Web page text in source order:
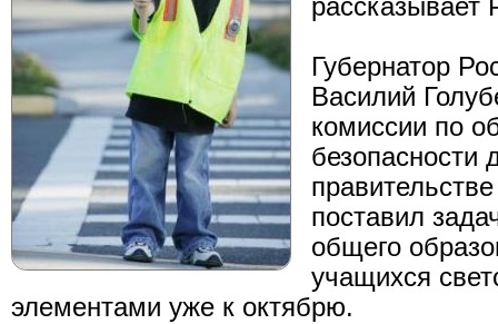
рассказывает
Губернатор
Василий
комиссии по
безопасности
поставил
общего
учащихся
элементами уже к октябрю.